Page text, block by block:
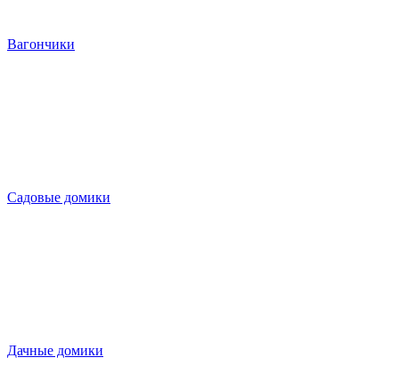
Вагончики
Садовые домики
Дачные домики